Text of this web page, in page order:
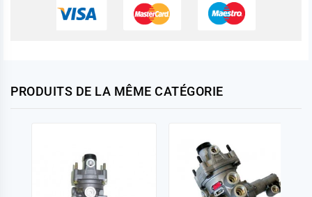
PRODUITS DE LA MÊME CATÉGORIE